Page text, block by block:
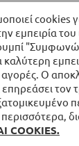
cookies
εμπειρία
αγορές. Ο
τον
COOKIES.
σας